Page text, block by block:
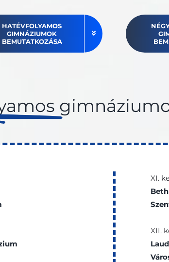
HATÉVFOLYAMOS
GIMNÁZIUMOK
BEMUTATKOZÁSA
XI.
XII.